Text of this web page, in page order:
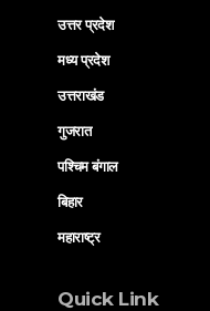
उत्तर प्रदेश
मध्य प्रदेश
उत्तराखंड
गुजरात
पश्चिम बंगाल
बिहार
महाराष्ट्र
Quick Link